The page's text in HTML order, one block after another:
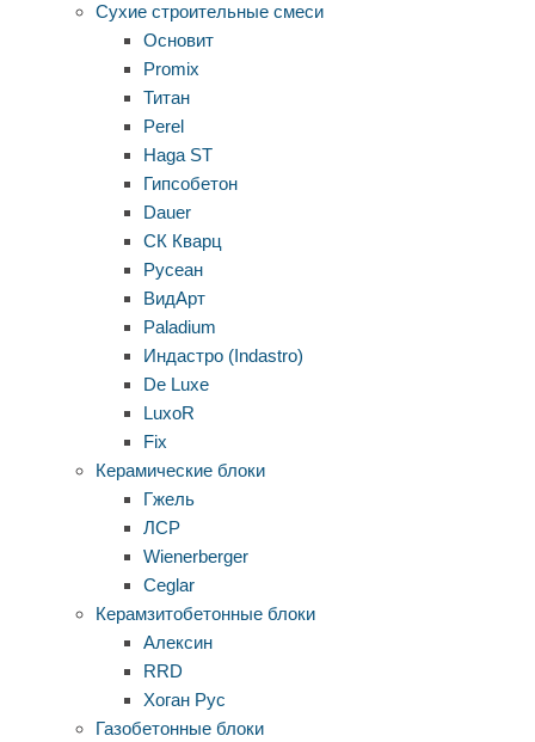
Сухие строительные смеси
Основит
Promix
Титан
Perel
Haga ST
Гипсобетон
Dauer
СК Кварц
Русеан
ВидАрт
Paladium
Индастро (Indastro)
De Luxe
LuxoR
Fix
Керамические блоки
Гжель
ЛСР
Wienerberger
Ceglar
Керамзитобетонные блоки
Алексин
RRD
Хоган Рус
Газобетонные блоки